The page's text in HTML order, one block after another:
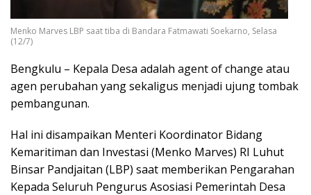
Menko Marves LBP saat tiba di Bandara Fatmawati Soekarno, Selasa
(12/7)
Bengkulu – Kepala Desa adalah agent of change atau
agen perubahan yang sekaligus menjadi ujung tombak
pembangunan.
Hal ini disampaikan Menteri Koordinator Bidang
Kemaritiman dan Investasi (Menko Marves) RI Luhut
Binsar Pandjaitan (LBP) saat memberikan Pengarahan
Kepada Seluruh Pengurus Asosiasi Pemerintah Desa